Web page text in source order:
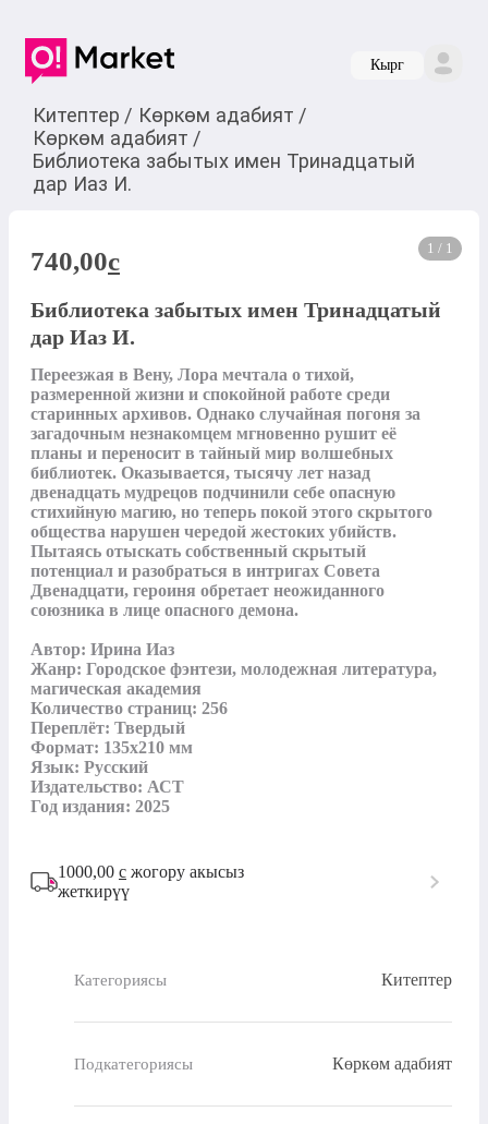
Кырг
Китептер / Көркөм адабият /
Көркөм адабият /
Библиотека забытых имен Тринадцатый
дар Иаз И.
1 / 1
740,00c
Библиотека забытых имен Тринадцатый
дар Иаз И.
Переезжая в Вену, Лора мечтала о тихой,
размеренной жизни и спокойной работе среди
старинных архивов. Однако случайная погоня за
загадочным незнакомцем мгновенно рушит её
планы и переносит в тайный мир волшебных
библиотек. Оказывается, тысячу лет назад
двенадцать мудрецов подчинили себе опасную
стихийную магию, но теперь покой этого скрытого
общества нарушен чередой жестоких убийств.
Пытаясь отыскать собственный скрытый
потенциал и разобраться в интригах Совета
Двенадцати, героиня обретает неожиданного
союзника в лице опасного демона.
Автор: Ирина Иаз
Жанр: Городское фэнтези, молодежная литература,
магическая академия
Количество страниц: 256
Переплёт: Твердый
Формат: 135x210 мм
Язык: Русский
Издательство: АСТ
Год издания: 2025
1000,00 с жогору акысыз
жеткирүү
Категориясы Китептер
Подкатегориясы Көркөм адабият